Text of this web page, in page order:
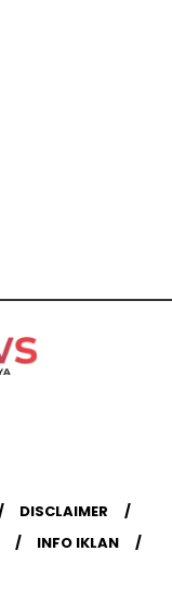
DISCLAIMER
INFO IKLAN